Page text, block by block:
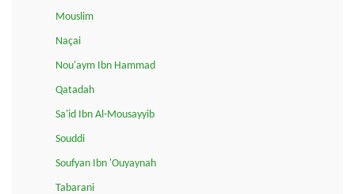
Mouslim
Naçai
Nou'aym Ibn Hammad
Qatadah
Sa'id Ibn Al-Mousayyib
Souddi
Soufyan Ibn 'Ouyaynah
Tabarani